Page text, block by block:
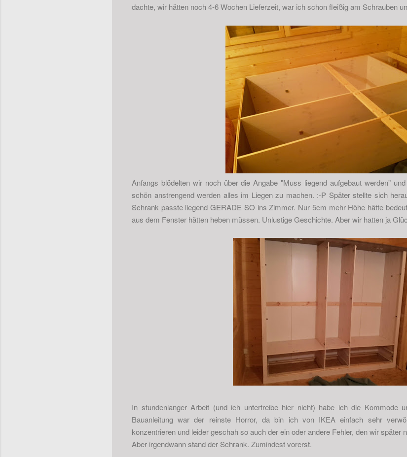
dachte, wir hätten noch 4-6 Wochen Lieferzeit, war ich schon fleißig am Schrauben
Anfangs blödelten wir noch über die Angabe "Muss liegend aufgebaut werden"
schön anstrengend werden alles im Liegen zu machen. :-P Später stellte sich
Schrank passte liegend GERADE SO ins Zimmer. Nur 5cm mehr Höhe hätte
aus dem Fenster hätten heben müssen. Unlustige Geschichte. Aber wir hatten ja
In stundenlanger Arbeit (und ich untertreibe hier nicht) habe ich die Kommode
Bauanleitung war der reinste Horror, da bin ich von IKEA einfach sehr
konzentrieren und leider geschah so auch der ein oder andere Fehler, den wir später
Aber irgendwann stand der Schrank. Zumindest vorerst.